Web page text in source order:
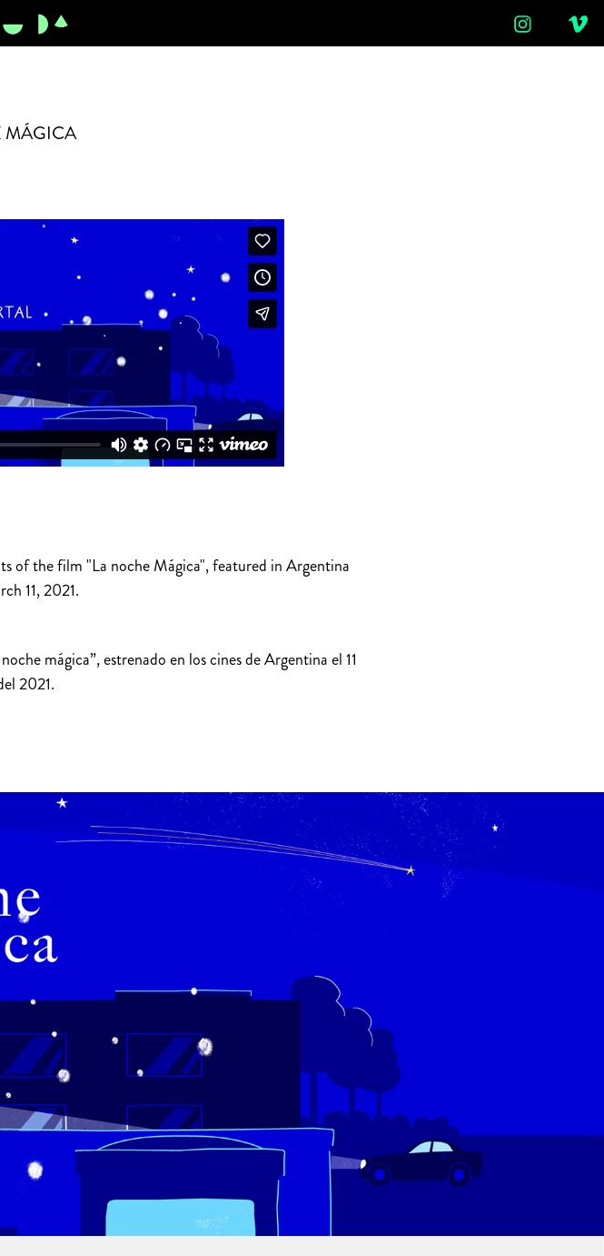
MÁGICA
of the film "La noche Mágica", featured in Argentina
11, 2021.
mágica”, estrenado en los cines de Argentina el 11
2021.